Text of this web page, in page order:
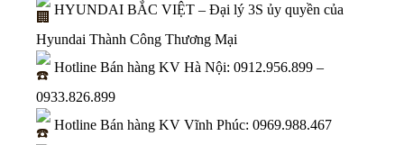
HYUNDAI BẮC VIỆT – Đại lý 3S ủy quyền của
Hyundai Thành Công Thương Mại
Hotline Bán hàng KV Hà Nội: 0912.956.899 –
0933.826.899
Hotline Bán hàng KV Vĩnh Phúc: 0969.988.467